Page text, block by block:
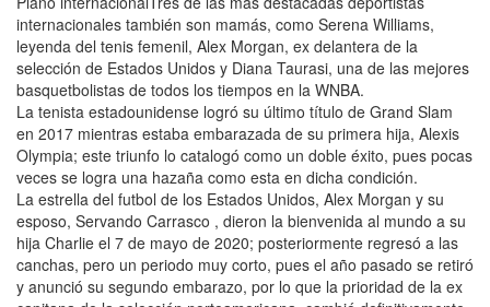
internacionales también son mamás, como Serena Williams,
leyenda del tenis femenil, Alex Morgan, ex delantera de la
selección de Estados Unidos y Diana Taurasi, una de las mejores
basquetbolistas de todos los tiempos en la WNBA.
La tenista estadounidense logró su último título de Grand Slam
en 2017 mientras estaba embarazada de su primera hija, Alexis
Olympia; este triunfo lo catalogó como un doble éxito, pues pocas
veces se logra una hazaña como esta en dicha condición.
La estrella del futbol de los Estados Unidos, Alex Morgan y su
esposo, Servando Carrasco , dieron la bienvenida al mundo a su
hija Charlie el 7 de mayo de 2020; posteriormente regresó a las
canchas, pero un periodo muy corto, pues el año pasado se retiró
y anunció su segundo embarazo, por lo que la prioridad de la ex